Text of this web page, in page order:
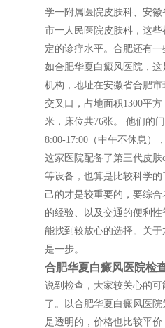
学一附属医院皮肤科、安
市一人民医院皮肤科，这
定的诊疗水平。合肥还有
如合肥华夏白癜风医院，
机构，地址在安徽省合肥
交叉口，占地面积1300平
米，床位共76张。 他们的
8:00-17:00（中午不休息）
这家医院配备了第三代皮
等设备，也算是比较科学
己的才是较重要的，要综
的经验、以及交通的便利
能找到较放心的选择。关于
是一步。
合肥华夏白癜风医院检
说到检查，大家较关心的
了。以合肥华夏白癜风医
是透明的，价格也比较平